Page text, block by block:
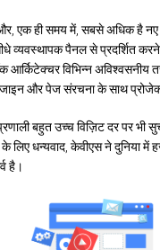
एक ही समय में, सबसे अधिक है नए
व्यवस्थापक पैनल से प्रदर्शित
आर्किटेक्चर विभिन्न अविश्वसनीय
और पेज संरचना के साथ
बहुत उच्च विज़िट दर पर भी
धन्यवाद, केवीएस ने दुनिया में
है।